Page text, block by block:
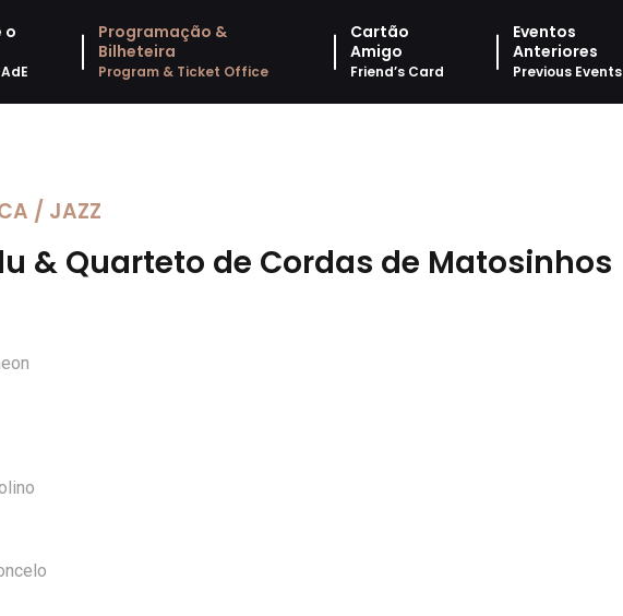
o
Programação &
Bilheteira
Program & Ticket Office
Cartão
Amigo
Friend’s Card
Eventos
Anteriores
Previous Events
/ JAZZ
& Quarteto de Cordas de Matosinhos